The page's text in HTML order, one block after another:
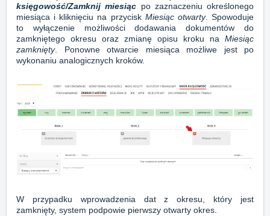
księgowość/Zamknij miesiąc po zaznaczeniu określonego
miesiąca i kliknięciu na przycisk Miesiąc otwarty. Spowoduje
to wyłączenie możliwości dodawania dokumentów do
zamkniętego okresu oraz zmianę opisu kroku na Miesiąc
zamknięty. Ponowne otwarcie miesiąca możliwe jest po
wykonaniu analogicznych kroków.
W przypadku wprowadzenia dat z okresu, który jest
zamknięty, system podpowie pierwszy otwarty okres.